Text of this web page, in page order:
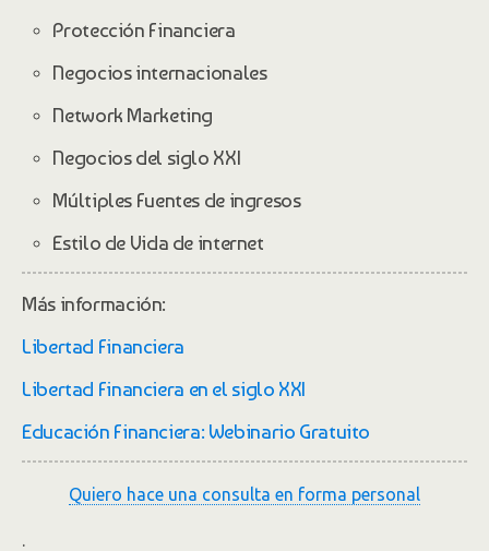
Protección Financiera
Negocios internacionales
Network Marketing
Negocios del siglo XXI
Múltiples Fuentes de ingresos
Estilo de Vida de internet
Más información:
Libertad Financiera
Libertad Financiera en el siglo XXI
Educación Financiera: Webinario Gratuito
Quiero hace una consulta en forma personal
.